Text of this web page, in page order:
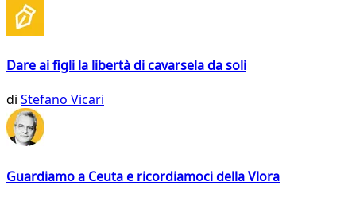
Dare ai figli la libertà di cavarsela da soli
di Stefano Vicari
Guardiamo a Ceuta e ricordiamoci della Vlora